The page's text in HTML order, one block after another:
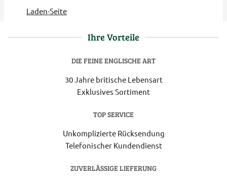
Laden-Seite
Ihre Vorteile
DIE FEINE ENGLISCHE ART
30 Jahre britische Lebensart
Exklusives Sortiment
TOP SERVICE
Unkomplizierte Rücksendung
Telefonischer Kundendienst
ZUVERLÄSSIGE LIEFERUNG